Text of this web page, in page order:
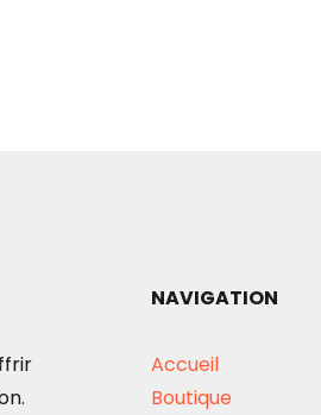
NAVIGATION
Accueil
Boutique